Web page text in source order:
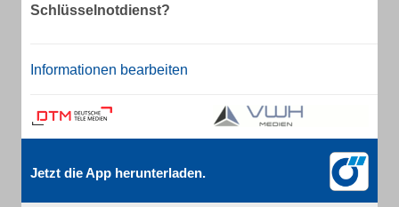
Schlüsselnotdienst?
Informationen bearbeiten
Jetzt die App herunterladen.